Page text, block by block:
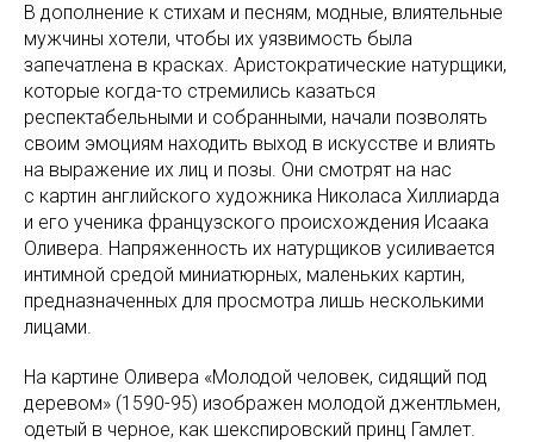
В дополнение к стихам и песням, модные, влиятельные
мужчины хотели, чтобы их уязвимость была
запечатлена в красках. Аристократические натурщики,
которые когда-то стремились казаться
респектабельными и собранными, начали позволять
своим эмоциям находить выход в искусстве и влиять
на выражение их лиц и позы. Они смотрят на нас
с картин английского художника Николаса Хиллиарда
и его ученика французского происхождения Исаака
Оливера. Напряженность их натурщиков усиливается
интимной средой миниатюрных, маленьких картин,
предназначенных для просмотра лишь несколькими
лицами.
На картине Оливера «Молодой человек, сидящий под
деревом» (1590-95) изображен молодой джентльмен,
одетый в черное, как шекспировский принц Гамлет.